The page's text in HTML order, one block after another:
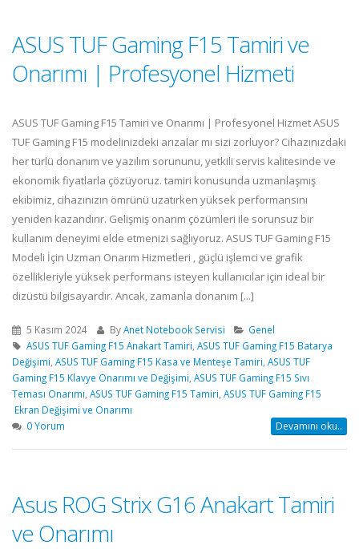
ASUS TUF Gaming F15 Tamiri ve
Onarımı | Profesyonel Hizmeti
ASUS TUF Gaming F15 Tamiri ve Onarımı | Profesyonel Hizmet ASUS
TUF Gaming F15 modelinizdeki arızalar mı sizi zorluyor? Cihazınızdaki
her türlü donanım ve yazılım sorununu, yetkili servis kalitesinde ve
ekonomik fiyatlarla çözüyoruz. tamiri konusunda uzmanlaşmış
ekibimiz, cihazınızın ömrünü uzatırken yüksek performansını
yeniden kazandırır. Gelişmiş onarım çözümleri ile sorunsuz bir
kullanım deneyimi elde etmenizi sağlıyoruz. ASUS TUF Gaming F15
Modeli İçin Uzman Onarım Hizmetleri , güçlü işlemci ve grafik
özellikleriyle yüksek performans isteyen kullanıcılar için ideal bir
dizüstü bilgisayardır. Ancak, zamanla donanım [...]
5 Kasım 2024 ByAnet Notebook Servisi
Genel
ASUS TUF Gaming F15 Anakart Tamiri ASUS TUF Gaming F15 Batarya
Değişimi ASUS TUF Gaming F15 Kasa ve Menteşe Tamiri ASUS TUF
Gaming F15 Klavye Onarımı ve Değişimi ASUS TUF Gaming F15 Sıvı
Teması Onarımı ASUS TUF Gaming F15 Tamiri ASUS TUF Gaming F15
Ekran Değişimi ve Onarımı
0 Yorum
Devamını oku..
Asus ROG Strix G16 Anakart Tamiri
ve Onarımı